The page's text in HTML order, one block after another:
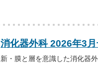
消化器外科 2026年3
新・膜と層を意識した消化器